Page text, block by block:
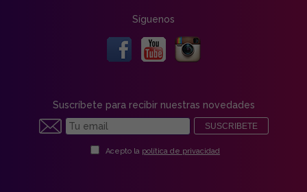
Síguenos
Suscríbete para recibir nuestras novedades
SUSCRIBETE
Acepto la política de privacidad